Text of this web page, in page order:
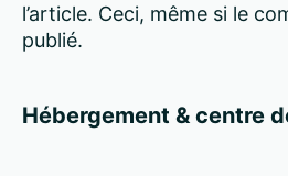
l’article. Ceci, même si le
publié.
Hébergement & centre